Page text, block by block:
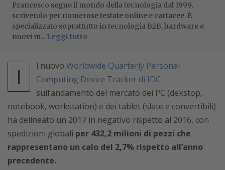
Francesco segue il mondo della tecnologia dal 1999,
scrivendo per numerose testate online e cartacee. È
specializzato soprattutto in tecnologia B2B, hardware e
nuovi m... Leggi tutto
I l nuovo Worldwide Quarterly Personal
Computing Device Tracker di IDC
sull’andamento del mercato dei PC (dekstop,
notebook, workstation) e dei tablet (slate e convertibili)
ha delineato un 2017 in negativo rispetto al 2016, con
spedizioni globali per 432,2 milioni di pezzi che
rappresentano un calo del 2,7% rispetto all’anno
precedente.